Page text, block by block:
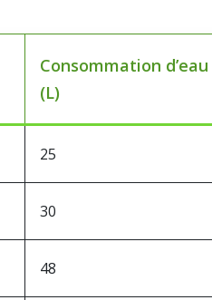
Consommation d’eau
(L)
25
30
48